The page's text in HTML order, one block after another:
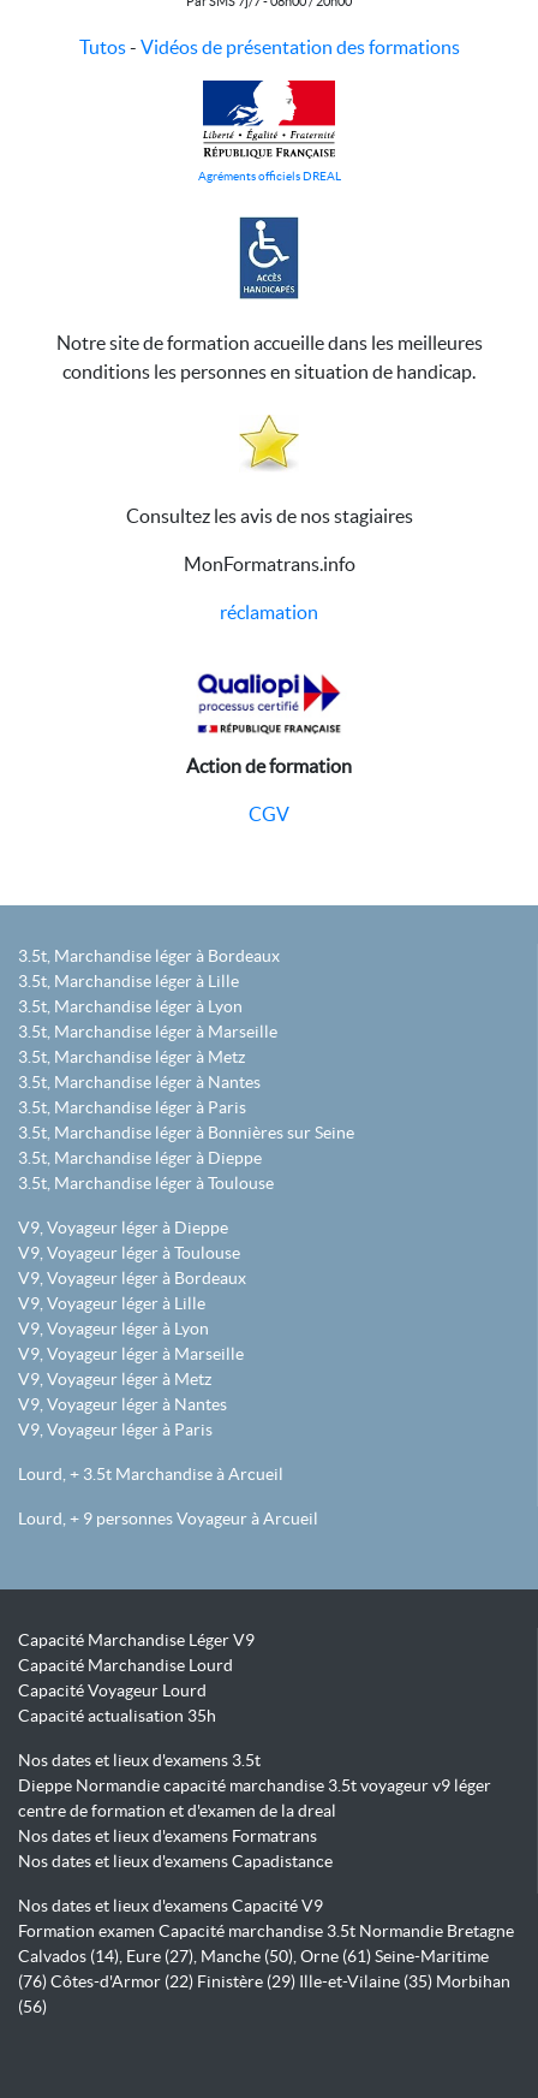
Tutos- Vidéos de présentation des formations
Agréments officiels DREAL
Notre site de formation accueille dans les meilleures
conditions les personnes en situation de handicap.
Consultez les avis de nos stagiaires
MonFormatrans.info
réclamation
Action de formation
CGV
3.5t, Marchandise léger à Bordeaux
3.5t, Marchandise léger à Lille
3.5t, Marchandise léger à Lyon
3.5t, Marchandise léger à Marseille
3.5t, Marchandise léger à Metz
3.5t, Marchandise léger à Nantes
3.5t, Marchandise léger à Paris
3.5t, Marchandise léger à Bonnières sur Seine
3.5t, Marchandise léger à Dieppe
3.5t, Marchandise léger à Toulouse
V9, Voyageur léger à Dieppe
V9, Voyageur léger à Toulouse
V9, Voyageur léger à Bordeaux
V9, Voyageur léger à Lille
V9, Voyageur léger à Lyon
V9, Voyageur léger à Marseille
V9, Voyageur léger à Metz
V9, Voyageur léger à Nantes
V9, Voyageur léger à Paris
Lourd, + 3.5t Marchandise à Arcueil
Lourd, + 9 personnes Voyageur à Arcueil
Capacité Marchandise Léger V9
Capacité Marchandise Lourd
Capacité Voyageur Lourd
Capacité actualisation 35h
Nos dates et lieux d'examens 3.5t
Dieppe Normandie capacité marchandise 3.5t voyageur v9 léger
centre de formation et d'examen de la dreal
Nos dates et lieux d'examens Formatrans
Nos dates et lieux d'examens Capadistance
Nos dates et lieux d'examens Capacité V9
Formation examen Capacité marchandise 3.5t Normandie Bretagne
Calvados (14), Eure (27), Manche (50), Orne (61) Seine-Maritime
(76) Côtes-d'Armor (22) Finistère (29) Ille-et-Vilaine (35) Morbihan
(56)